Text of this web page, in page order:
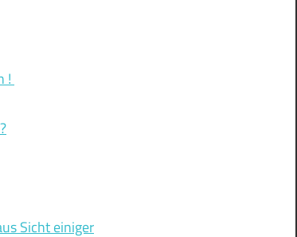
!
Sicht einiger